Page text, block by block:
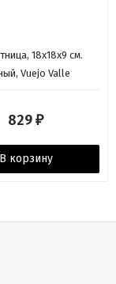
18x18x9 см.
Vuejo Valle
829 ₽
В корзину